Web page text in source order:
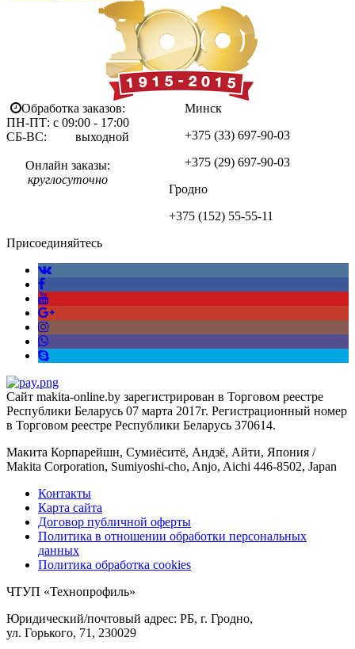
Обработка заказов:
ПН-ПТ: с 09:00 - 17:00
СБ-ВС: выходной
Онлайн заказы:
круглосуточно
Минск
+375 (33) 697-90-03
+375 (29) 697-90-03
Гродно
+375 (152) 55-55-11
Присоединяйтесь
Сайт makita-online.by зарегистрирован в Торговом реестре
Республики Беларусь 07 марта 2017г. Регистрационный номер
в Торговом реестре Республики Беларусь 370614.
Макита Корпарейшн, Сумиёситё, Андзё, Айти, Япония /
Makita Corporation, Sumiyoshi-cho, Anjo, Aichi 446-8502, Japan
Контакты
Карта сайта
Договор публичной оферты
Политика в отношении обработки персональных
данных
Политика обработка cookies
ЧТУП «Технопрофиль»
Юридический/почтовый адрес: РБ, г. Гродно,
ул. Горького, 71, 230029